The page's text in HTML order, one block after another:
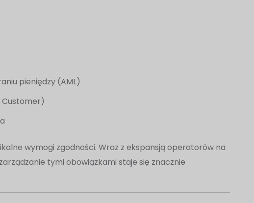
pieniędzy (AML)
Customer)
wymogi zgodności. Wraz z ekspansją operatorów na
tymi obowiązkami staje się znacznie